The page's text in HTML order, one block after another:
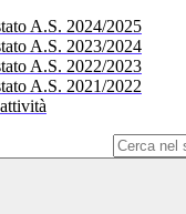
A.S. 2024/2025
A.S. 2023/2024
A.S. 2022/2023
A.S. 2021/2022